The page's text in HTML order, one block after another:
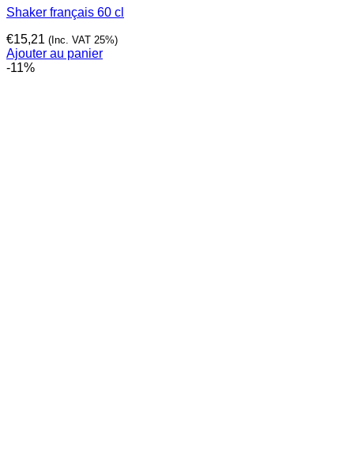
Shaker français 60 cl
€15,21 (Inc. VAT 25%)
Ajouter au panier
-11%